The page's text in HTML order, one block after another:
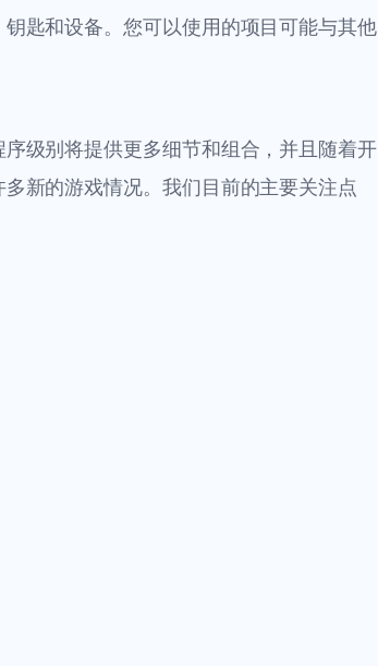
匙和设备。您可以使用的项目可能与其他
级别将提供更多细节和组合，并且随着开
新的游戏情况。我们目前的主要关注点